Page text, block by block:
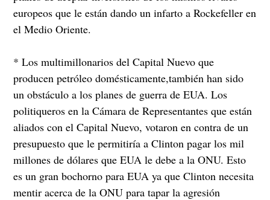
europeos que le están dando un infarto a Rockefeller en
el Medio Oriente.
* Los multimillonarios del Capital Nuevo que
producen petróleo domésticamente,también han sido
un obstáculo a los planes de guerra de EUA. Los
politiqueros en la Cámara de Representantes que están
aliados con el Capital Nuevo, votaron en contra de un
presupuesto que le permitiría a Clinton pagar los mil
millones de dólares que EUA le debe a la ONU. Esto
es un gran bochorno para EUA ya que Clinton necesita
mentir acerca de la ONU para tapar la agresión